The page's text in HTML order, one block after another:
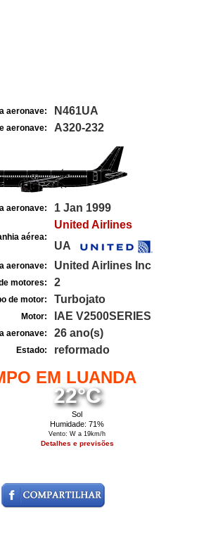
aeronave: N461UA
aeronave: A320-232
aeronave: 1 Jan 1999
aérea:
United Airlines
UA
aeronave: United Airlines Inc
motores: 2
de motor: Turbojato
Motor: IAE V2500SERIES
aeronave: 26 ano(s)
Estado: reformado
EM LUANDA
22°C
Sol
Humidade: 71%
Vento: W a 19km/h
Detalhes e previsões